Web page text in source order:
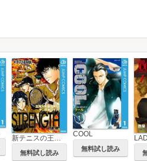
新テニスの王子様 立海大附属中学校テニス部ガイド『STRENGTH』
無料試し読み
COOL
無料試し読み